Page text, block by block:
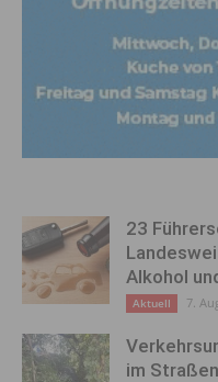
23
Alkohol
Aktuell 7.
im